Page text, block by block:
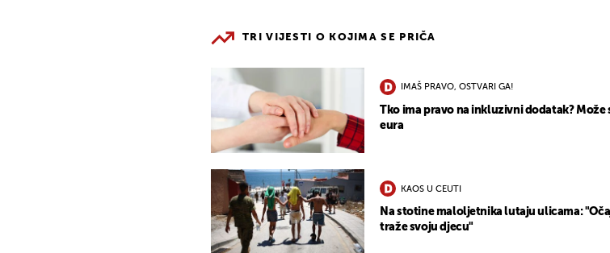
TRI VIJESTI O KOJIMA SE PRIČA
IMAŠ PRAVO, OSTVARI GA!
Tko ima pravo na inkluzivni dodatak? Može
eura
KAOS U CEUTI
Na stotine maloljetnika lutaju ulicama:
traže svoju djecu"